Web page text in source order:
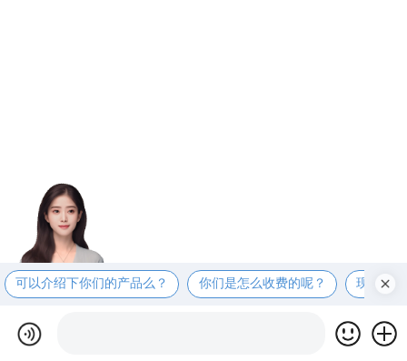
可以介绍下你们的产品么？ 你们是怎么收费的呢？ 现在有